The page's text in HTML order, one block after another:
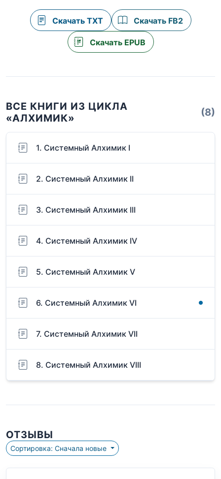
Скачать TXT Скачать FB2
Скачать EPUB
ВСЕ КНИГИ ИЗ ЦИКЛА
«АЛХИМИК»
(8)
1. Системный Алхимик I
2. Системный Алхимик II
3. Системный Алхимик III
4. Системный Алхимик IV
5. Системный Алхимик V
6. Системный Алхимик VI
7. Системный Алхимик VII
8. Системный Алхимик VIII
ОТЗЫВЫ
Сортировка: Сначала новые